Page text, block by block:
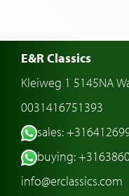
E&R Classics
Kleiweg 1 5145NA
0031416751393
sales:
buying:
info@erclassics.com